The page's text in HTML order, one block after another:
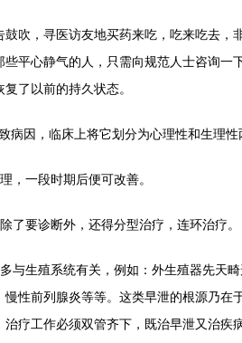
，寻医访友地买药来吃，吃来吃去，
平心静气的人，只需向规范人士咨询一
了以前的持久状态。
因，临床上将它划分为心理性和生理性
一段时期后便可改善。
要诊断外，还得分型治疗，连环治疗。
生殖系统有关，例如：外生殖器先天畸
性前列腺炎等等。这类早泄的根源乃在
疗工作必须双管齐下，既治早泄又治疾